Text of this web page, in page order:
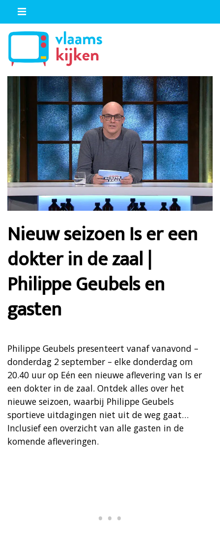
Nieuw seizoen Is er een
dokter in de zaal |
Philippe Geubels en
gasten
Philippe Geubels presenteert vanaf vanavond –
donderdag 2 september – elke donderdag om
20.40 uur op Eén een nieuwe aflevering van Is er
een dokter in de zaal. Ontdek alles over het
nieuwe seizoen, waarbij Philippe Geubels
sportieve uitdagingen niet uit de weg gaat…
Inclusief een overzicht van alle gasten in de
komende afleveringen.